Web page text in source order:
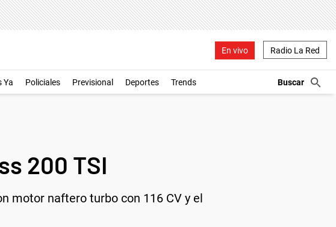
En vivo Radio La Red
Ya Policiales Previsional Deportes Trends
200 TSI
motor naftero turbo con 116 CV y el